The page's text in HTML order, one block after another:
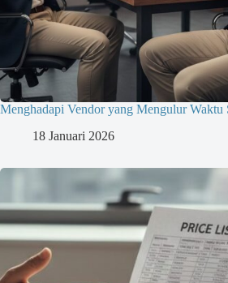
Menghadapi Vendor yang Mengulur Waktu
18 Januari 2026